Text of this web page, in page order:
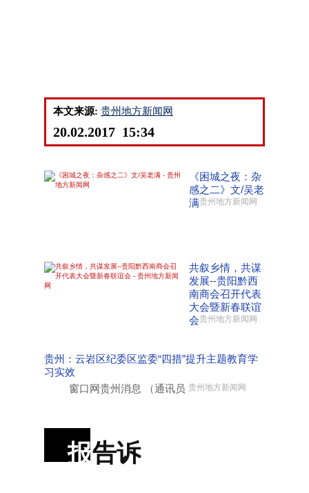
本文来源: 贵州地方新闻网
20.02.2017 15:34
《困城之夜：杂
感之二》文/吴老
满贵州地方新闻网
共叙乡情，共谋
发展--贵阳黔西
南商会召开代表
大会暨新春联谊
会贵州地方新闻网
贵州：云岩区纪委区监委“四措”提升主题教育学
习实效
窗口网贵州消息 （通讯员 贵州地方新闻网
报告诉